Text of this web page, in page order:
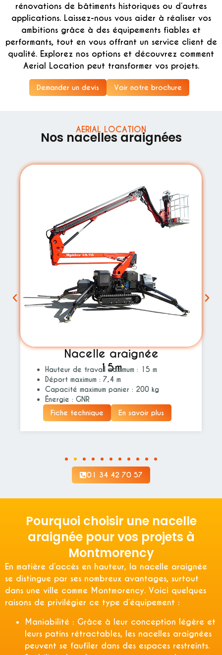
rénovations de bâtiments historiques ou d’autres
applications. Laissez-nous vous aider à réaliser vos
ambitions grâce à des équipements fiables et
performants, tout en vous offrant un service client de
qualité. Explorez nos options et découvrez comment
Aerial Location peut transformer vos projets.
Demander un devis Voir notre brochure
AERIAL LOCATION
Nos nacelles araignées
Nacelle araignée
15m
Hauteur de travail maximum : 15 m
Déport maximum : 7,4 m
Capacité maximum panier : 200 kg
Énergie : GNR
Fiche technique
En savoir plus
01 34 42 70 57
Pourquoi choisir une nacelle
araignée pour vos projets à
Montmorency
En matière d’accès en hauteur, la nacelle araignée
se distingue par ses nombreux avantages, surtout
dans une ville comme Montmorency. Voici quelques
raisons de privilégier ce type d’équipement :
Maniabilité : Grâce à leur conception légère et
leurs patins rétractables, les nacelles araignées
peuvent se faufiler dans des espaces restreints.